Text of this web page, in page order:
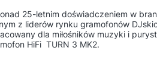
25-letnim doświadczeniem w
z liderów rynku gramofonów
dla miłośników muzyki i
HiFi TURN 3 MK2.